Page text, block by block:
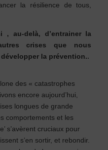
la résilience de tous,
, au-delà, d’entrainer la
crises que nous
la prévention..
des « catastrophes
encore aujourd’hui,
longues de grande
comportements et les
s’avèrent cruciaux pour
s’en sortir, et rebondir.